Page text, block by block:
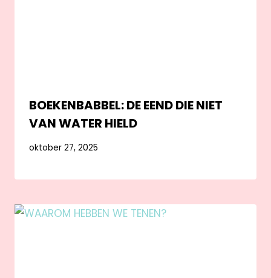
BOEKENBABBEL: DE EEND DIE NIET
VAN WATER HIELD
oktober 27, 2025